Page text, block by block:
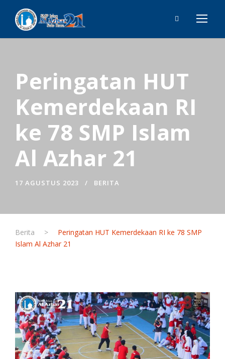
Peringatan HUT
Kemerdekaan RI
ke 78 SMP Islam
Al Azhar 21
17 AGUSTUS 2023 BERITA
Berita >
Peringatan HUT Kemerdekaan RI ke 78 SMP
Islam Al Azhar 21